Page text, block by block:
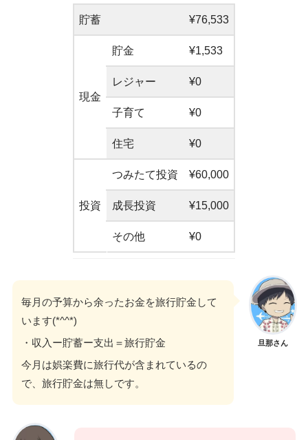
貯蓄 ¥76,533
現金
貯金 ¥1,533
レジャー ¥0
子育て ¥0
住宅 ¥0
投資
つみたて投資 ¥60,000
成長投資 ¥15,000
その他 ¥0
旦那さん
毎月の予算から余ったお金を旅行貯金して
います(*^^*)
・収入ー貯蓄ー支出＝旅行貯金
今月は娯楽費に旅行代が含まれているの
で、旅行貯金は無しです。